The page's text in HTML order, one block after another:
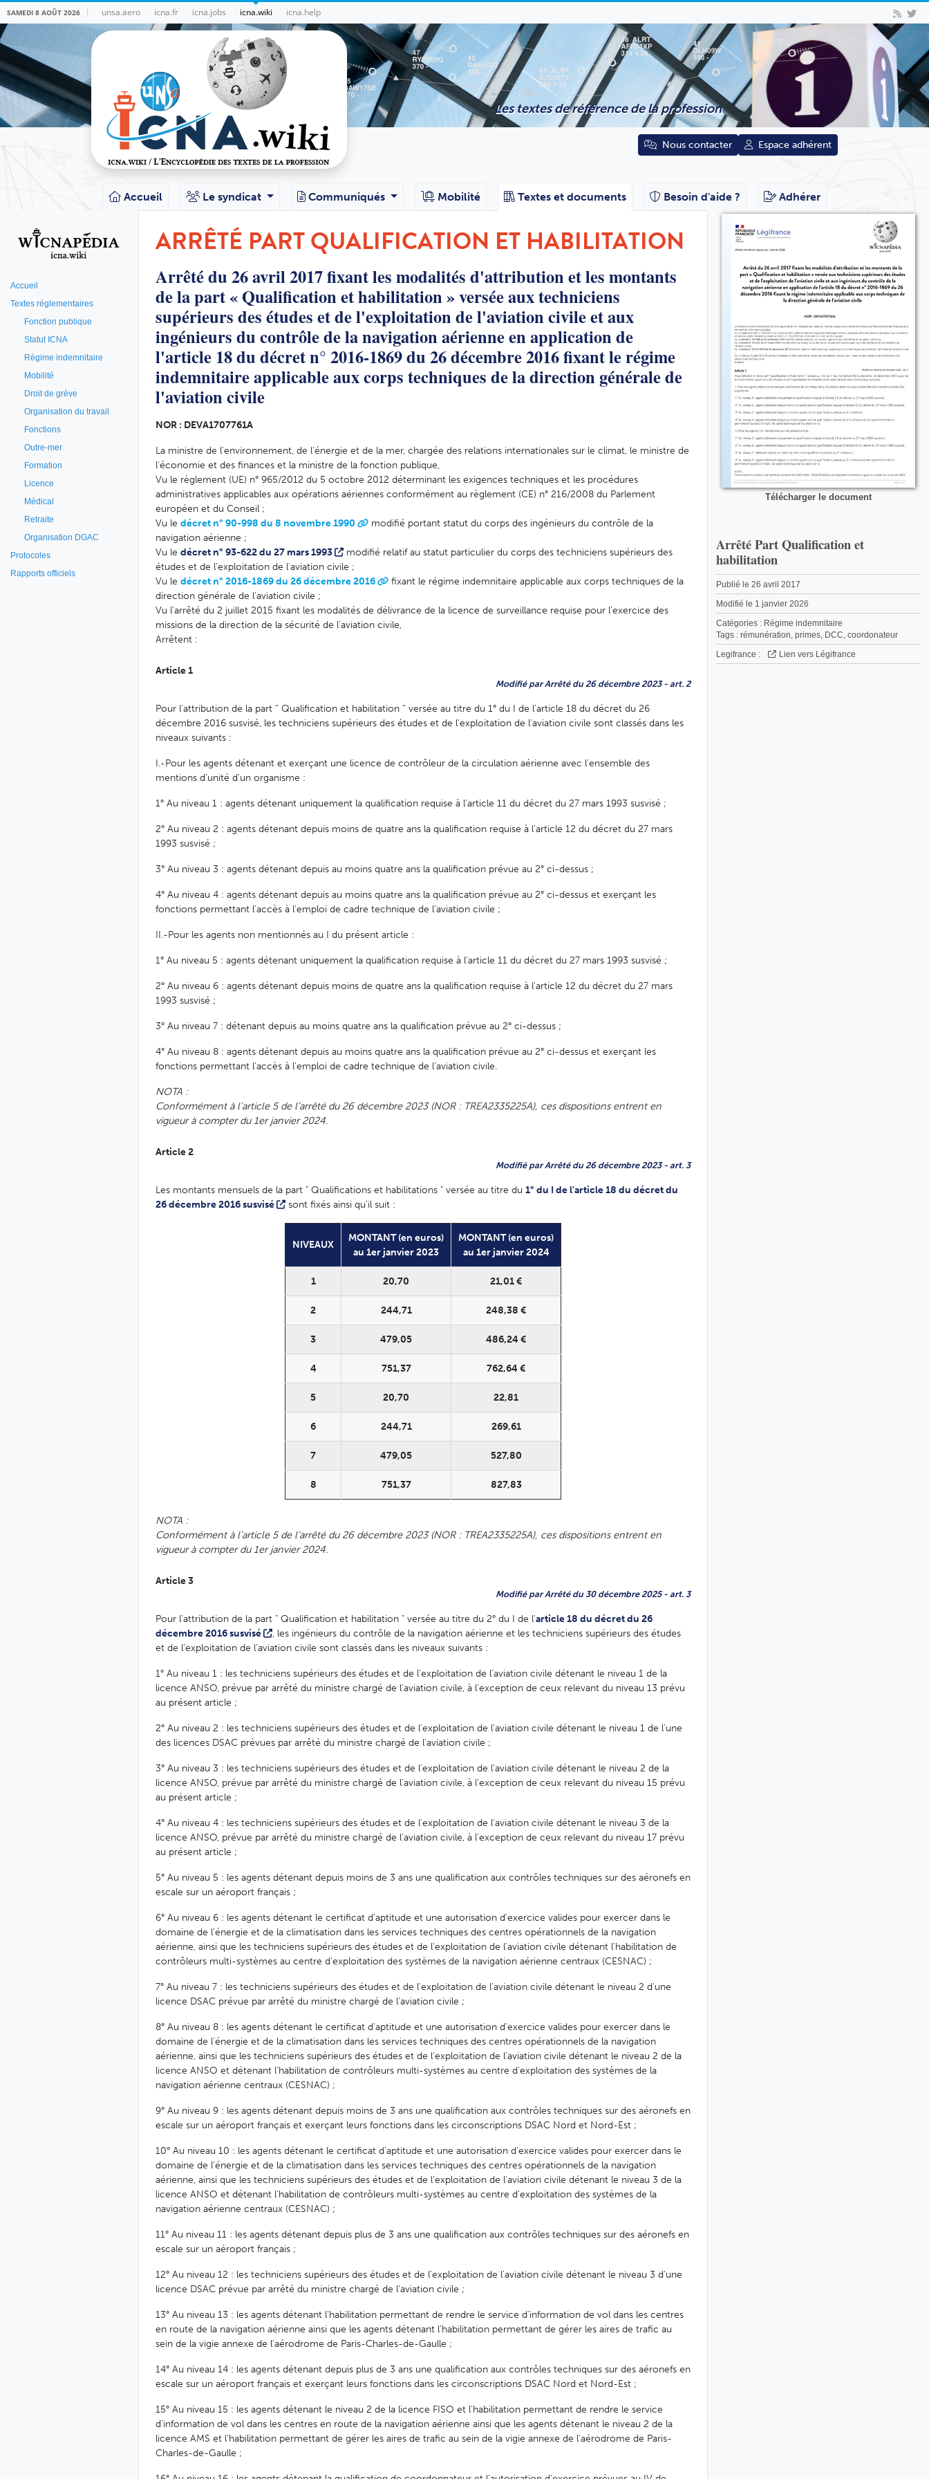
SAMEDI 8 AOÛT 2026 unsa.aero icna.fr icna.jobs icna.wiki icna.help
Les textes de référence de la profession
Nous contacter Espace adhérent
Accueil Le syndicat Communiqués Mobilité Textes et documents Besoin d'aide ? Adhérer
Accueil
Textes réglementaires
Fonction publique
Statut ICNA
Régime indemnitaire
Mobilité
Droit de grève
Organisation du travail
Fonctions
Outre-mer
Formation
Licence
Médical
Retraite
Organisation DGAC
Protocoles
Rapports officiels
ARRÊTÉ PART QUALIFICATION ET HABILITATION
Arrêté du 26 avril 2017 fixant les modalités d'attribution et les montants
de la part « Qualification et habilitation » versée aux techniciens
supérieurs des études et de l'exploitation de l'aviation civile et aux
ingénieurs du contrôle de la navigation aérienne en application de
l'article 18 du décret n° 2016-1869 du 26 décembre 2016 fixant le régime
indemnitaire applicable aux corps techniques de la direction générale de
l'aviation civile
NOR : DEVA1707761A
La ministre de l'environnement, de l'énergie et de la mer, chargée des relations internationales sur le climat, le ministre de
l'économie et des finances et la ministre de la fonction publique,
Vu le règlement (UE) n° 965/2012 du 5 octobre 2012 déterminant les exigences techniques et les procédures
administratives applicables aux opérations aériennes conformément au règlement (CE) n° 216/2008 du Parlement
européen et du Conseil ;
Vu le décret n° 90-998 du 8 novembre 1990
modifié portant statut du corps des ingénieurs du contrôle de la
navigation aérienne ;
Vu le décret n° 93-622 du 27 mars 1993
modifié relatif au statut particulier du corps des techniciens supérieurs des
études et de l'exploitation de l'aviation civile ;
Vu le décret n° 2016-1869 du 26 décembre 2016
fixant le régime indemnitaire applicable aux corps techniques de la
direction générale de l'aviation civile ;
Vu l'arrêté du 2 juillet 2015 fixant les modalités de délivrance de la licence de surveillance requise pour l'exercice des
missions de la direction de la sécurité de l'aviation civile,
Arrêtent :
Article 1
Modifié par Arrêté du 26 décembre 2023 - art. 2
Pour l'attribution de la part “ Qualification et habilitation ” versée au titre du 1° du I de l'article 18 du décret du 26
décembre 2016 susvisé, les techniciens supérieurs des études et de l'exploitation de l'aviation civile sont classés dans les
niveaux suivants :
I.-Pour les agents détenant et exerçant une licence de contrôleur de la circulation aérienne avec l'ensemble des
mentions d'unité d'un organisme :
1° Au niveau 1 : agents détenant uniquement la qualification requise à l'article 11 du décret du 27 mars 1993 susvisé ;
2° Au niveau 2 : agents détenant depuis moins de quatre ans la qualification requise à l'article 12 du décret du 27 mars
1993 susvisé ;
3° Au niveau 3 : agents détenant depuis au moins quatre ans la qualification prévue au 2° ci-dessus ;
4° Au niveau 4 : agents détenant depuis au moins quatre ans la qualification prévue au 2° ci-dessus et exerçant les
fonctions permettant l'accès à l'emploi de cadre technique de l'aviation civile ;
II.-Pour les agents non mentionnés au I du présent article :
1° Au niveau 5 : agents détenant uniquement la qualification requise à l'article 11 du décret du 27 mars 1993 susvisé ;
2° Au niveau 6 : agents détenant depuis moins de quatre ans la qualification requise à l'article 12 du décret du 27 mars
1993 susvisé ;
3° Au niveau 7 : détenant depuis au moins quatre ans la qualification prévue au 2° ci-dessus ;
4° Au niveau 8 : agents détenant depuis au moins quatre ans la qualification prévue au 2° ci-dessus et exerçant les
fonctions permettant l'accès à l'emploi de cadre technique de l'aviation civile.
NOTA :
Conformément à l’article 5 de l’arrêté du 26 décembre 2023 (NOR : TREA2335225A), ces dispositions entrent en
vigueur à compter du 1er janvier 2024.
Article 2
Modifié par Arrêté du 26 décembre 2023 - art. 3
Les montants mensuels de la part " Qualifications et habilitations " versée au titre du 1° du I de l'article 18 du décret du
26 décembre 2016 susvisé
sont fixés ainsi qu'il suit :
NIVEAUX
MONTANT (en euros)
au 1er janvier 2023
MONTANT (en euros)
au 1er janvier 2024
1 20,70 21,01 €
2 244,71 248,38 €
3 479,05 486,24 €
4 751,37 762,64 €
5 20,70 22,81
6 244,71 269,61
7 479,05 527,80
8 751,37 827,83
NOTA :
Conformément à l’article 5 de l’arrêté du 26 décembre 2023 (NOR : TREA2335225A), ces dispositions entrent en
vigueur à compter du 1er janvier 2024.
Article 3
Modifié par Arrêté du 30 décembre 2025 - art. 3
Pour l'attribution de la part " Qualification et habilitation " versée au titre du 2° du I de l'article 18 du décret du 26
décembre 2016 susvisé
, les ingénieurs du contrôle de la navigation aérienne et les techniciens supérieurs des études
et de l'exploitation de l'aviation civile sont classés dans les niveaux suivants :
1° Au niveau 1 : les techniciens supérieurs des études et de l'exploitation de l'aviation civile détenant le niveau 1 de la
licence ANSO, prévue par arrêté du ministre chargé de l'aviation civile, à l'exception de ceux relevant du niveau 13 prévu
au présent article ;
2° Au niveau 2 : les techniciens supérieurs des études et de l'exploitation de l'aviation civile détenant le niveau 1 de l'une
des licences DSAC prévues par arrêté du ministre chargé de l'aviation civile ;
3° Au niveau 3 : les techniciens supérieurs des études et de l'exploitation de l'aviation civile détenant le niveau 2 de la
licence ANSO, prévue par arrêté du ministre chargé de l'aviation civile, à l'exception de ceux relevant du niveau 15 prévu
au présent article ;
4° Au niveau 4 : les techniciens supérieurs des études et de l'exploitation de l'aviation civile détenant le niveau 3 de la
licence ANSO, prévue par arrêté du ministre chargé de l'aviation civile, à l'exception de ceux relevant du niveau 17 prévu
au présent article ;
5° Au niveau 5 : les agents détenant depuis moins de 3 ans une qualification aux contrôles techniques sur des aéronefs en
escale sur un aéroport français ;
6° Au niveau 6 : les agents détenant le certificat d'aptitude et une autorisation d'exercice valides pour exercer dans le
domaine de l'énergie et de la climatisation dans les services techniques des centres opérationnels de la navigation
aérienne, ainsi que les techniciens supérieurs des études et de l'exploitation de l'aviation civile détenant l'habilitation de
contrôleurs multi-systèmes au centre d'exploitation des systèmes de la navigation aérienne centraux (CESNAC) ;
7° Au niveau 7 : les techniciens supérieurs des études et de l'exploitation de l'aviation civile détenant le niveau 2 d'une
licence DSAC prévue par arrêté du ministre chargé de l'aviation civile ;
8° Au niveau 8 : les agents détenant le certificat d'aptitude et une autorisation d'exercice valides pour exercer dans le
domaine de l'énergie et de la climatisation dans les services techniques des centres opérationnels de la navigation
aérienne, ainsi que les techniciens supérieurs des études et de l'exploitation de l'aviation civile détenant le niveau 2 de la
licence ANSO et détenant l'habilitation de contrôleurs multi-systèmes au centre d'exploitation des systèmes de la
navigation aérienne centraux (CESNAC) ;
9° Au niveau 9 : les agents détenant depuis moins de 3 ans une qualification aux contrôles techniques sur des aéronefs en
escale sur un aéroport français et exerçant leurs fonctions dans les circonscriptions DSAC Nord et Nord-Est ;
10° Au niveau 10 : les agents détenant le certificat d'aptitude et une autorisation d'exercice valides pour exercer dans le
domaine de l'énergie et de la climatisation dans les services techniques des centres opérationnels de la navigation
aérienne, ainsi que les techniciens supérieurs des études et de l'exploitation de l'aviation civile détenant le niveau 3 de la
licence ANSO et détenant l'habilitation de contrôleurs multi-systèmes au centre d'exploitation des systèmes de la
navigation aérienne centraux (CESNAC) ;
11° Au niveau 11 : les agents détenant depuis plus de 3 ans une qualification aux contrôles techniques sur des aéronefs en
escale sur un aéroport français ;
12° Au niveau 12 : les techniciens supérieurs des études et de l'exploitation de l'aviation civile détenant le niveau 3 d'une
licence DSAC prévue par arrêté du ministre chargé de l'aviation civile ;
13° Au niveau 13 : les agents détenant l'habilitation permettant de rendre le service d'information de vol dans les centres
en route de la navigation aérienne ainsi que les agents détenant l'habilitation permettant de gérer les aires de trafic au
sein de la vigie annexe de l'aérodrome de Paris-Charles-de-Gaulle ;
14° Au niveau 14 : les agents détenant depuis plus de 3 ans une qualification aux contrôles techniques sur des aéronefs en
escale sur un aéroport français et exerçant leurs fonctions dans les circonscriptions DSAC Nord et Nord-Est ;
15° Au niveau 15 : les agents détenant le niveau 2 de la licence FISO et l'habilitation permettant de rendre le service
d'information de vol dans les centres en route de la navigation aérienne ainsi que les agents détenant le niveau 2 de la
licence AMS et l'habilitation permettant de gérer les aires de trafic au sein de la vigie annexe de l'aérodrome de Paris-
Charles-de-Gaulle ;
Télécharger le document
Arrêté Part Qualification et
habilitation
Publié le 26 avril 2017
Modifié le 1 janvier 2026
Catégories : Régime indemnitaire
Tags : rémunération primes DCC coordonateur
Legifrance : Lien vers Légifrance